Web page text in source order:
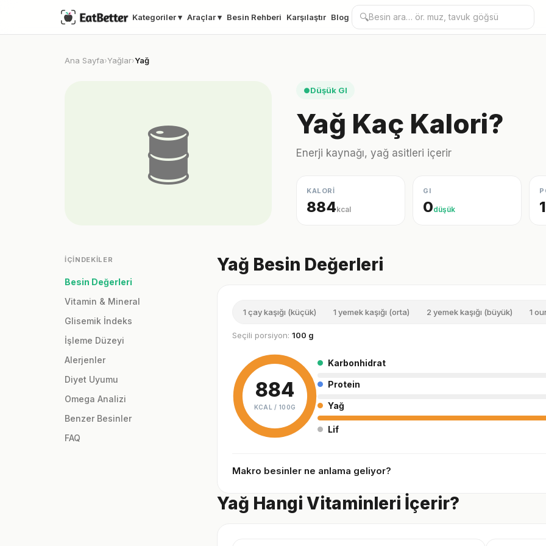
Kategoriler ▾ Araçlar ▾ Besin Rehberi Karşılaştır Blog 🔍
Ana Sayfa›Yağlar›Yağ
🛢️
●Düşük GI
Yağ Kaç Kalori?
Enerji kaynağı, yağ asitleri içerir
KALORİ
884kcal
GI
0düşük 1
İÇINDEKILER
Besin Değerleri
Vitamin & Mineral
Glisemik İndeks
İşleme Düzeyi
Alerjenler
Diyet Uyumu
Omega Analizi
Benzer Besinler
FAQ
Yağ Besin Değerleri
1 çay kaşığı (küçük) 1 yemek kaşığı (orta) 2 yemek kaşığı (büyük) 1
Seçili porsiyon: 100 g
884
KCAL / 100G
Karbonhidrat
Protein
Yağ
Lif
Makro besinler ne anlama geliyor?
Yağ Hangi Vitaminleri İçerir?